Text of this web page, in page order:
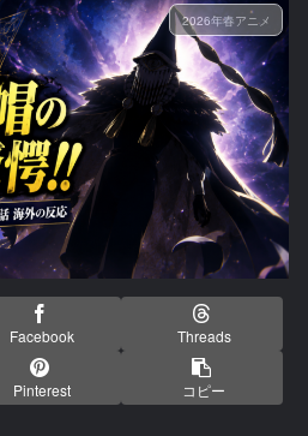
2026年春アニメ
Facebook Threads
Pinterest コピー